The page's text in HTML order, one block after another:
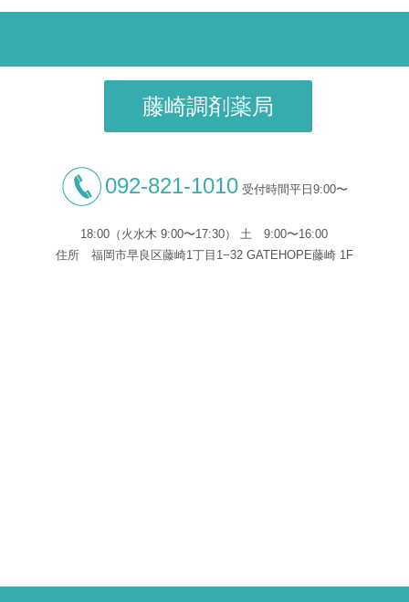
藤崎調剤薬局
092-821-1010受付時間平日9:00〜
18:00（火水木 9:00〜17:30） 土 9:00〜16:00
住所
福岡市早良区藤崎1丁目1−32 GATEHOPE藤崎 1F